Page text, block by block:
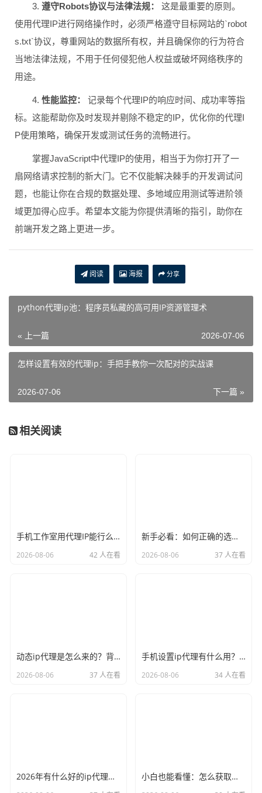
3. 遵守Robots协议与法律法规：
这是最重要的原则。
使用代理IP进行网络操作时，必须严格遵守目标网站的`robot
s.txt`协议，尊重网站的数据所有权，并且确保你的行为符合
当地法律法规，不用于任何侵犯他人权益或破坏网络秩序的
用途。
4. 性能监控：
记录每个代理IP的响应时间、成功率等指
标。这能帮助你及时发现并剔除不稳定的IP，优化你的代理I
P使用策略，确保开发或测试任务的流畅进行。
掌握JavaScript中代理IP的使用，相当于为你打开了一
扇网络请求控制的新大门。它不仅能解决棘手的开发调试问
题，也能让你在合规的数据处理、多地域应用测试等进阶领
域更加得心应手。希望本文能为你提供清晰的指引，助你在
前端开发之路上更进一步。
阅读 海报 分享
python代理ip池：程序员私藏的高可用IP资源管理术
« 上一篇 2026-07-06
怎样设置有效的代理ip：手把手教你一次配对的实战课
下一篇 »
2026-07-06
相关阅读
手机工作室用代理IP能行么？过来人的经验告诉你答案
2026-08-06 42 人在看
新手必看：如何正确的选择代理ip软件，别再交智商税了
2026-08-06 37 人在看
动态ip代理是怎么来的？背后的原理比你想象的精彩
2026-08-06 37 人在看
手机设置ip代理有什么用？不只是改定位那么简单
2026-08-06 34 人在看
2026年有什么好的ip代理软件？亲测后我只推荐这几个 小白也能看懂：怎么获取代理ip和端口号，一步步教会你